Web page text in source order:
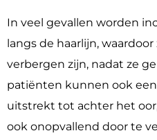
In veel gevallen worden
langs de haarlijn,
verbergen zijn, nadat ze
patiënten kunnen ook
uitstrekt tot achter het
ook onopvallend door te